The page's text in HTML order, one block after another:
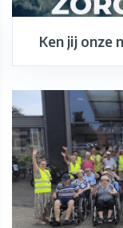
Ken jij onze